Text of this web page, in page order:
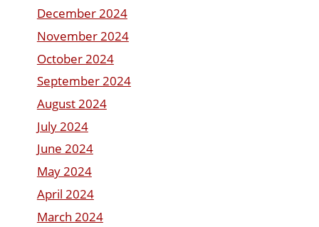
December 2024
November 2024
October 2024
September 2024
August 2024
July 2024
June 2024
May 2024
April 2024
March 2024